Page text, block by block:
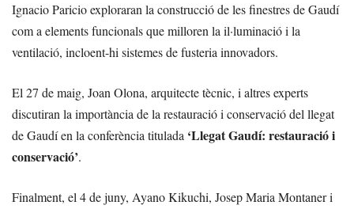
Ignacio Paricio exploraran la construcció de les finestres de Gaudí
com a elements funcionals que milloren la il·luminació i la
ventilació, incloent-hi sistemes de fusteria innovadors.
El 27 de maig, Joan Olona, arquitecte tècnic, i altres experts
discutiran la importància de la restauració i conservació del llegat
de Gaudí en la conferència titulada ‘Llegat Gaudí: restauració i
conservació’.
Finalment, el 4 de juny, Ayano Kikuchi, Josep Maria Montaner i